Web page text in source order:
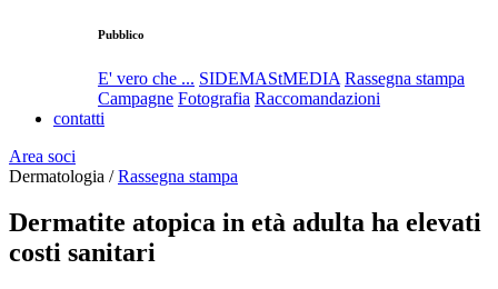
Pubblico
E' vero che ... SIDEMAStMEDIA Rassegna stampa
Campagne Fotografia Raccomandazioni
contatti
Area soci
Dermatologia /Rassegna stampa
Dermatite atopica in età adulta ha elevati
costi sanitari